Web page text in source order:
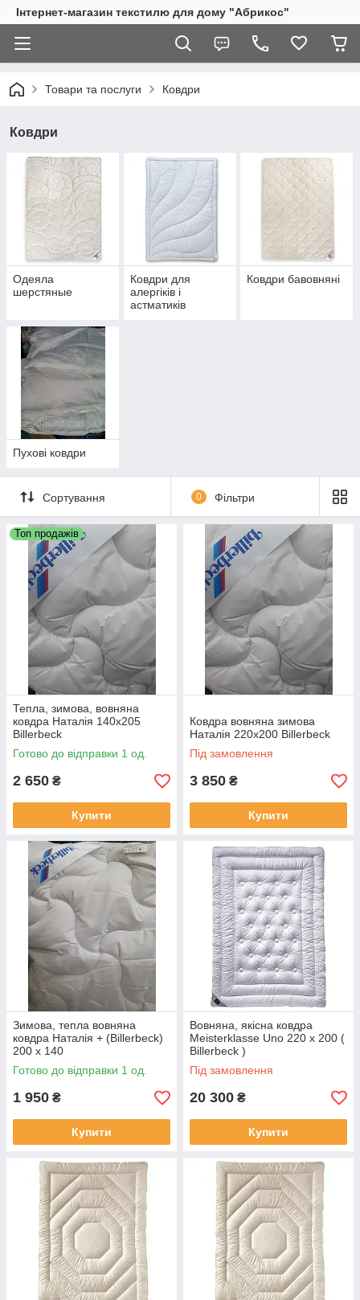
Інтернет-магазин текстилю для дому "Абрикос"
Товари та послуги Ковдри
Ковдри
Одеяла
шерстяные
Ковдри для
алергіків і
астматиків
Ковдри бавовняні
Пухові ковдри
Сортування 0 Фільтри
Топ продажів
Тепла, зимова, вовняна
ковдра Наталія 140х205
Billerbeck
Готово до відправки 1 од.
2 650 ₴
Купити
Ковдра вовняна зимова
Наталія 220х200 Billerbeck
Під замовлення
3 850 ₴
Купити
Зимова, тепла вовняна
ковдра Наталія + (Billerbeck)
200 х 140
Готово до відправки 1 од.
1 950 ₴
Купити
Вовняна, якісна ковдра
Meisterklasse Uno 220 х 200 (
Billerbeck )
Під замовлення
20 300 ₴
Купити